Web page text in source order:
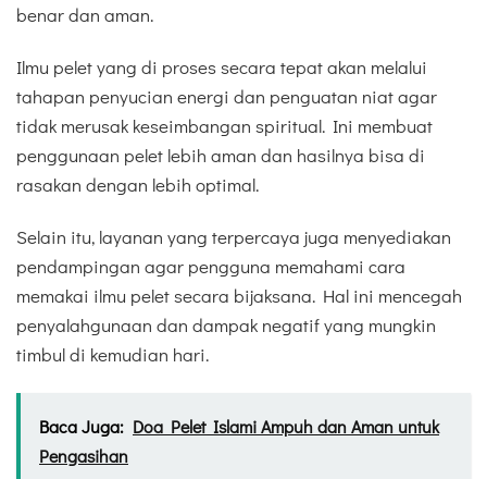
benar dan aman.
Ilmu pelet yang di proses secara tepat akan melalui
tahapan penyucian energi dan penguatan niat agar
tidak merusak keseimbangan spiritual. Ini membuat
penggunaan pelet lebih aman dan hasilnya bisa di
rasakan dengan lebih optimal.
Selain itu, layanan yang terpercaya juga menyediakan
pendampingan agar pengguna memahami cara
memakai ilmu pelet secara bijaksana. Hal ini mencegah
penyalahgunaan dan dampak negatif yang mungkin
timbul di kemudian hari.
Baca Juga: Doa Pelet Islami Ampuh dan Aman untuk
Pengasihan